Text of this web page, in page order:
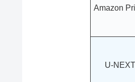
Amazon
U-NEXT